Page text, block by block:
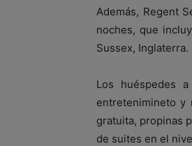
Además, Regent
noches, que
Sussex, Inglaterra.
Los huéspedes
entretenimineto y
gratuita, propinas
de suites en el